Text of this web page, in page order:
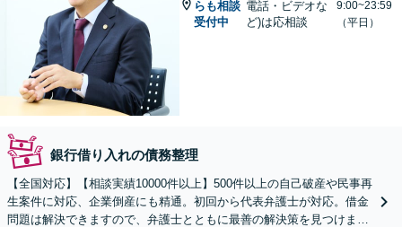
らも相談
受付中
電話・ビデオな
ど)は応相談
9:00~23:59
（平日）
銀行借り入れの債務整理
【全国対応】【相談実績10000件以上】500件以上の自己破産や民事再
生案件に対応、企業倒産にも精通。初回から代表弁護士が対応。借金
問題は解決できますので、弁護士とともに最善の解決策を見つけまし